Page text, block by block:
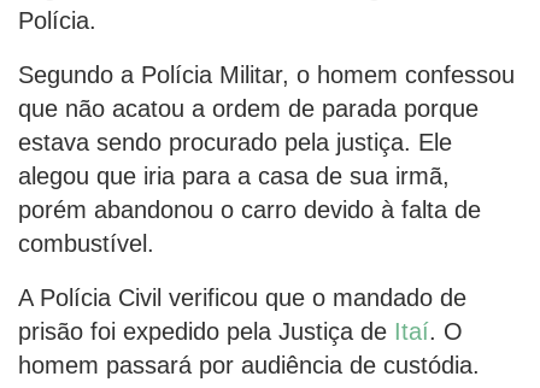
Polícia.
Segundo a Polícia Militar, o homem confessou
que não acatou a ordem de parada porque
estava sendo procurado pela justiça. Ele
alegou que iria para a casa de sua irmã,
porém abandonou o carro devido à falta de
combustível.
A Polícia Civil verificou que o mandado de
prisão foi expedido pela Justiça de Itaí. O
homem passará por audiência de custódia.